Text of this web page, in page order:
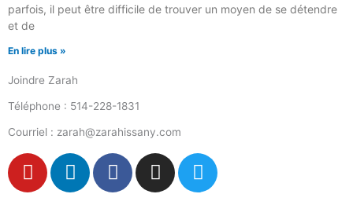
parfois, il peut être difficile de trouver un moyen de se détendre
et de
En lire plus »
Joindre Zarah
Téléphone : 514-228-1831
Courriel : zarah@zarahissany.com
Y
o
L
i
F
a
I
n
T
w